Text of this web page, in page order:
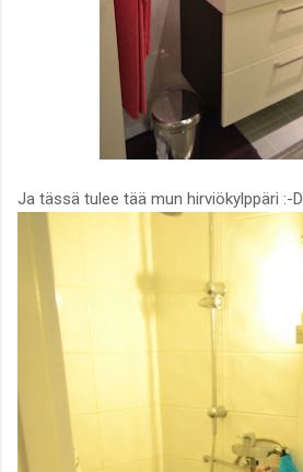
Ja tässä tulee tää mun hirviökylppäri :-D